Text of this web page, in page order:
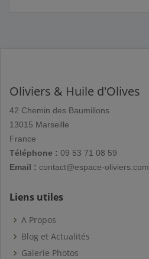
Oliviers & Huile d'Olives
42 Chemin des Baumillons
13015 Marseille
France
Téléphone : 09 53 71 08 59
Email : contact@espace-oliviers.com
Liens utiles
A Propos
Blog et Actualités
Galerie Photos